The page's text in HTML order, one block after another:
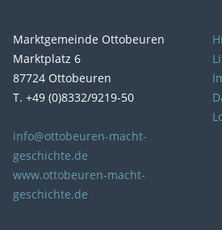
Marktgemeinde Ottobeuren
Marktplatz 6
87724 Ottobeuren
T. +49 (0)8332/9219-50
info@ottobeuren-macht-
geschichte.de
www.ottobeuren-macht-
geschichte.de